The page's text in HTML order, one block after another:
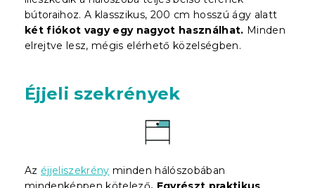
bútoraihoz. A klasszikus, 200 cm hosszú ágy alatt
két fiókot vagy egy nagyot használhat. Minden
elrejtve lesz, mégis elérhető közelségben.
Éjjeli szekrények
Az éjjeliszekrény minden hálószobában